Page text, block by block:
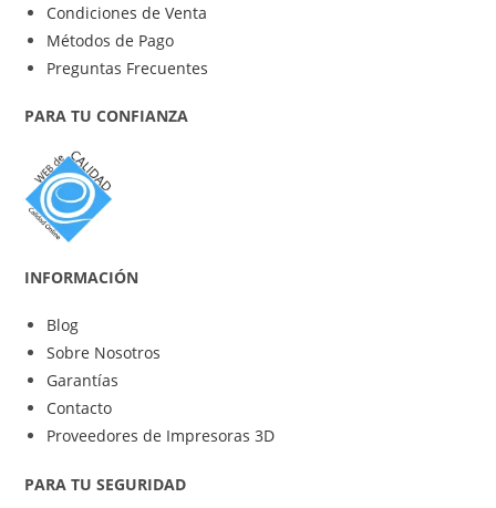
Condiciones de Venta
Métodos de Pago
Preguntas Frecuentes
PARA TU CONFIANZA
INFORMACIÓN
Blog
Sobre Nosotros
Garantías
Contacto
Proveedores de Impresoras 3D
PARA TU SEGURIDAD